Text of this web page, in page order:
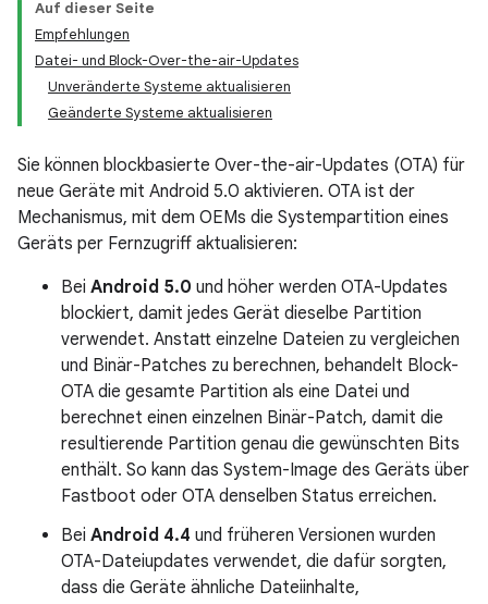
Auf dieser Seite
Empfehlungen
Datei- und Block-Over-the-air-Updates
Unveränderte Systeme aktualisieren
Geänderte Systeme aktualisieren
Sie können blockbasierte Over-the-air-Updates (OTA) für
neue Geräte mit Android 5.0 aktivieren. OTA ist der
Mechanismus, mit dem OEMs die Systempartition eines
Geräts per Fernzugriff aktualisieren:
Bei Android 5.0 und höher werden OTA-Updates
blockiert, damit jedes Gerät dieselbe Partition
verwendet. Anstatt einzelne Dateien zu vergleichen
und Binär-Patches zu berechnen, behandelt Block-
OTA die gesamte Partition als eine Datei und
berechnet einen einzelnen Binär-Patch, damit die
resultierende Partition genau die gewünschten Bits
enthält. So kann das System-Image des Geräts über
Fastboot oder OTA denselben Status erreichen.
Bei Android 4.4 und früheren Versionen wurden
OTA-Dateiupdates verwendet, die dafür sorgten,
dass die Geräte ähnliche Dateiinhalte,